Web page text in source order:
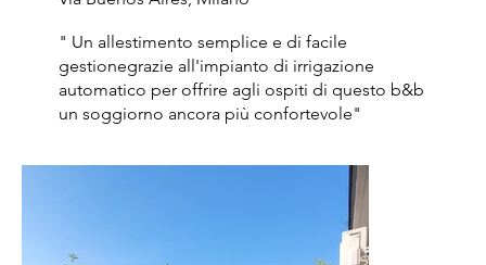
" Un allestimento semplice e di facile
gestionegrazie all'impianto di irrigazione
automatico per offrire agli ospiti di questo b&b
un soggiorno ancora più confortevole"